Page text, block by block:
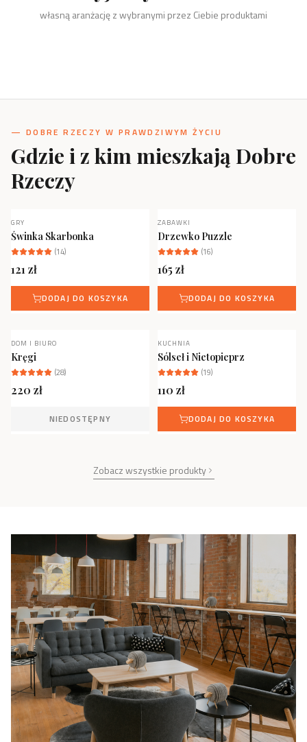
własną aranżację z wybranymi przez Ciebie produktami
Sólsel i Nietopieprz, podkładki,
Salon
Biuro Dzieci
— DOBRE RZECZY W PRAWDZIWYM ŻYCIU
Gdzie i z kim mieszkają Dobre
Rzeczy
GRY
Świnka Skarbonka
(14)
121 zł
DODAJ DO KOSZYKA
ZABAWKI
Drzewko Puzzle
(16)
165 zł
DODAJ DO KOSZYKA
NIEDOSTĘPNY
DOM I BIURO
Kręgi
(28)
220 zł
NIEDOSTĘPNY
NOWOŚĆ
KUCHNIA
Sólseł i Nietopieprz
(19)
110 zł
DODAJ DO KOSZYKA
Zobacz wszystkie produkty